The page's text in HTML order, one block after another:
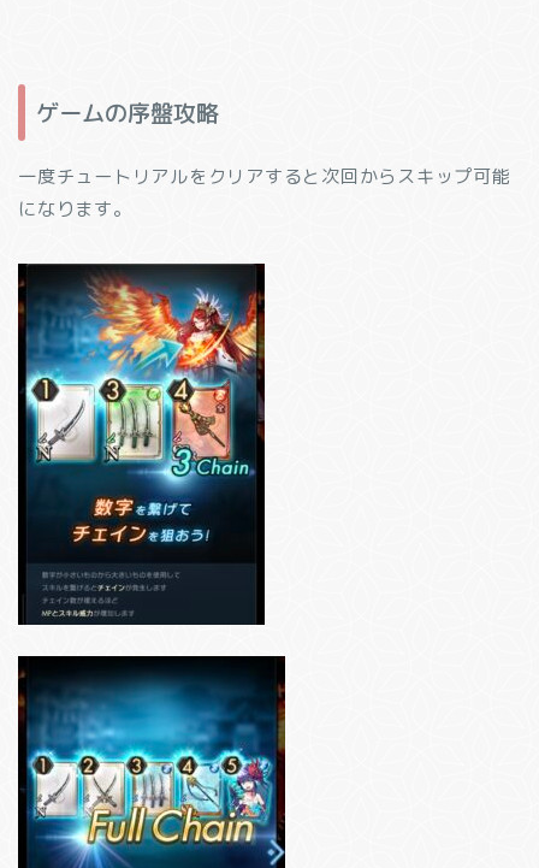
ゲームの序盤攻略
一度チュートリアルをクリアすると次回からスキップ可能
になります。